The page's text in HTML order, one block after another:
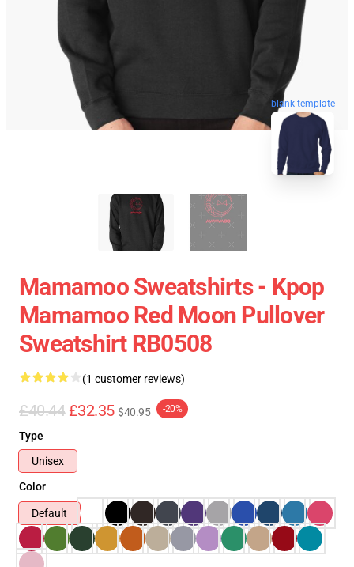
blank template
Mamamoo Sweatshirts - Kpop
Mamamoo Red Moon Pullover
Sweatshirt RB0508
(1 customer reviews)
£40.44 £32.35 $40.95 -20%
Type
Unisex
Color
Default